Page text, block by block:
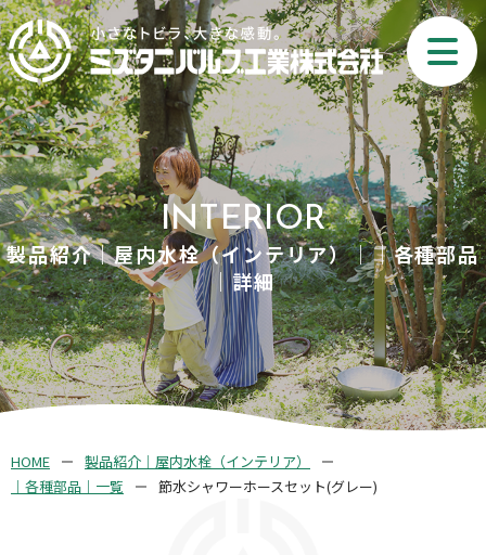
INTERIOR
製品紹介｜屋内水栓（インテリア）｜｜各種部品
｜詳細
HOME
製品紹介｜屋内水栓（インテリア）
｜各種部品｜一覧
節水シャワーホースセット(グレー)